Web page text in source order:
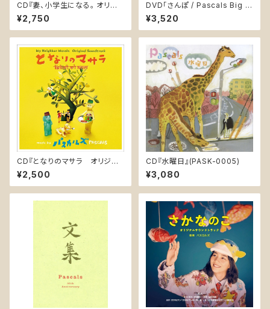
CD『妻、小学生になる。 オリジ
ナルサウンドトラック』(UZCL-2
228)
¥2,750
DVD「さんぽ / Pascals Big Pi
nk Tour 2009〜2010」(PASK
-D002)
¥3,520
CD『となりのマサラ オリジナ
ル・サウンドトラック』(PASK-00
09)
¥2,500
CD『水曜日』(PASK-0005)
¥3,080